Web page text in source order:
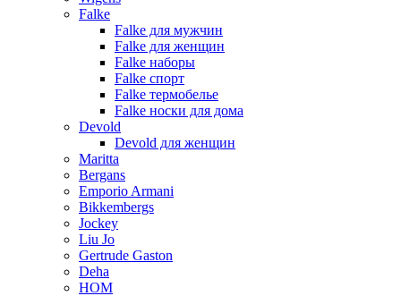
Falke
Falke для мужчин
Falke для женщин
Falke наборы
Falke спорт
Falke термобелье
Falke носки для дома
Devold
Devold для женщин
Maritta
Bergans
Emporio Armani
Bikkembergs
Jockey
Liu Jo
Gertrude Gaston
Deha
HOM